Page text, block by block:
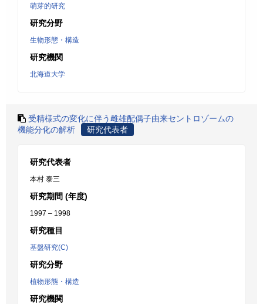
萌芽的研究
研究分野
生物形態・構造
研究機関
北海道大学
受精様式の変化に伴う雌雄配偶子由来セントロゾームの
機能分化の解析
研究代表者
研究代表者
本村 泰三
研究期間 (年度)
1997 – 1998
研究種目
基盤研究(C)
研究分野
植物形態・構造
研究機関